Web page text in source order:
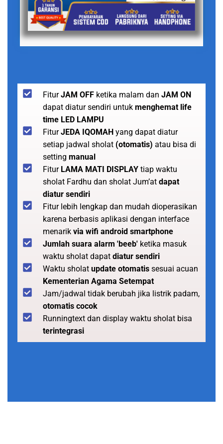
FiturJAM OFF ketika malam dan JAM ON
dapat diatur sendiri untuk menghemat life
time LED LAMPU
FiturJEDA IQOMAH yang dapat diatur
setiap jadwal sholat (otomatis) atau bisa di
setting manual
Fitur LAMA MATI DISPLAY tiap waktu
sholat Fardhu dan sholat Jum’at dapat
diatur sendiri
Fitur lebih lengkap dan mudah dioperasikan
karena berbasis aplikasi dengan interface
menarik via wifi android smartphone
Jumlah suara alarm 'beeb' ketika masuk
waktu sholat dapat diatur sendiri
Waktu sholat update otomatis sesuai acuan
Kementerian Agama Setempat
Jam/jadwal tidak berubah jika listrik padam,
otomatis cocok
Runningtext dan display waktu sholat bisa
terintegrasi